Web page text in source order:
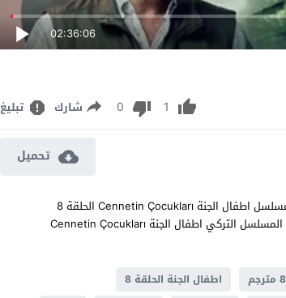
02:36:06
1
0 شارك تبليغ
تحميل
مشاهدة مسلسل اطفال الجنة الحلقة 8 مترجم للعربية اون لاين جودة عالية FULL HD مسلسل اطفال الجنة Cennetin Çocukları الحلقة 8
الثامنة كاملة تحميل مباشر سيرفرات متعددة بجودات عالية 1080p 720p 480p مشاهدة المسلسل التركي اطفال الجنة Cennetin Çocukları
اطفال الجنة الحلقة 8